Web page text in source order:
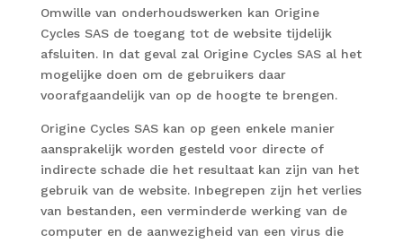
Omwille van onderhoudswerken kan Origine
Cycles SAS de toegang tot de website tijdelijk
afsluiten. In dat geval zal Origine Cycles SAS al het
mogelijke doen om de gebruikers daar
voorafgaandelijk van op de hoogte te brengen.
Origine Cycles SAS kan op geen enkele manier
aansprakelijk worden gesteld voor directe of
indirecte schade die het resultaat kan zijn van het
gebruik van de website. Inbegrepen zijn het verlies
van bestanden, een verminderde werking van de
computer en de aanwezigheid van een virus die